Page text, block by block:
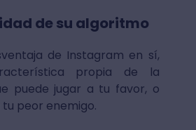
de su algoritmo
de Instagram en sí,
propia de la
puede jugar a tu favor, o
peor enemigo.